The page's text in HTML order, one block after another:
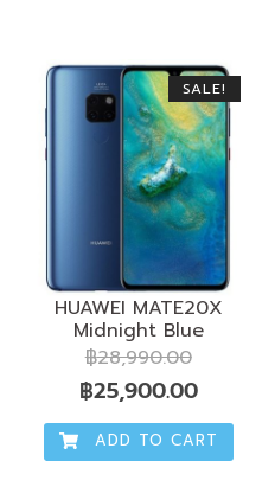
SALE!
HUAWEI MATE20X
Midnight Blue
฿28,990.00
Original
price
was:
฿25,900.00Current
price
is:
ADD TO CART